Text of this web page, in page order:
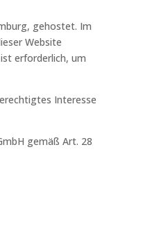
gehostet. Im
Website
erforderlich, um
Interesse
gemäß Art. 28